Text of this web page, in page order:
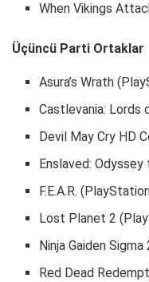
When Vikings
Üçüncü Parti Ortaklar
Asura’s Wrath
Castlevania: Lords
Devil May Cry HD
Enslaved:
F.E.A.R.
Lost Planet 2
Ninja Gaiden
Red Dead